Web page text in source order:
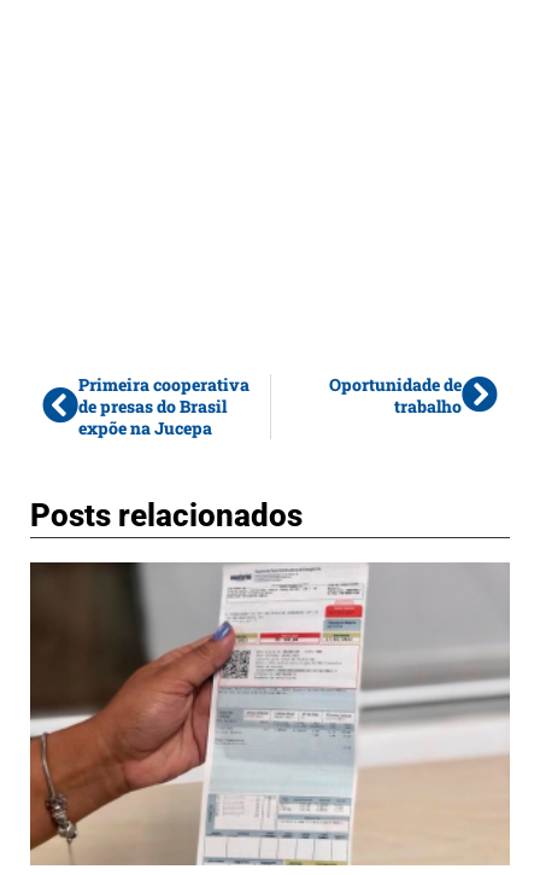
Primeira cooperativa
de presas do Brasil
expõe na Jucepa
Oportunidade de
trabalho
Posts relacionados